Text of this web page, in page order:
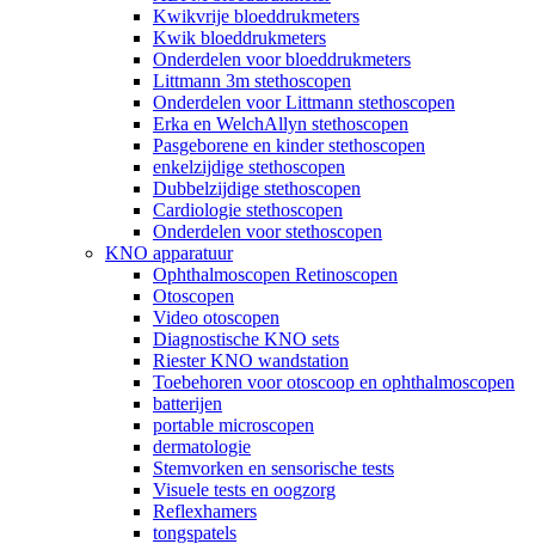
Kwikvrije bloeddrukmeters
Kwik bloeddrukmeters
Onderdelen voor bloeddrukmeters
Littmann 3m stethoscopen
Onderdelen voor Littmann stethoscopen
Erka en WelchAllyn stethoscopen
Pasgeborene en kinder stethoscopen
enkelzijdige stethoscopen
Dubbelzijdige stethoscopen
Cardiologie stethoscopen
Onderdelen voor stethoscopen
KNO apparatuur
Ophthalmoscopen Retinoscopen
Otoscopen
Video otoscopen
Diagnostische KNO sets
Riester KNO wandstation
Toebehoren voor otoscoop en ophthalmoscopen
batterijen
portable microscopen
dermatologie
Stemvorken en sensorische tests
Visuele tests en oogzorg
Reflexhamers
tongspatels